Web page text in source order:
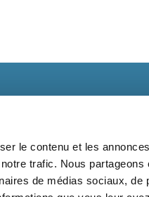
le contenu et les
trafic. Nous partageons
de médias sociaux, de
partenaires Qui sommes-